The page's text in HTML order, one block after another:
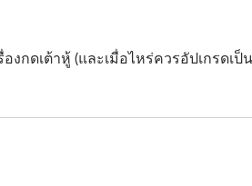
กดเต้าหู้ (และเมื่อไหร่ควรอัปเกรดเป็